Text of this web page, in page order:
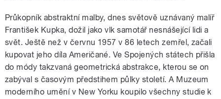
Průkopník abstraktní malby, dnes světově uznávaný malíř
František Kupka, dožil jako vlk samotář nesnášející lidi a
svět. Ještě než v červnu 1957 v 86 letech zemřel, začali
kupovat jeho díla Američané. Ve Spojených státech přišla
do módy takzvaná geometrická abstrakce, kterou se on
zabýval s časovým předstihem půlky století. A Muzeum
moderního umění v New Yorku koupilo všechny studie k